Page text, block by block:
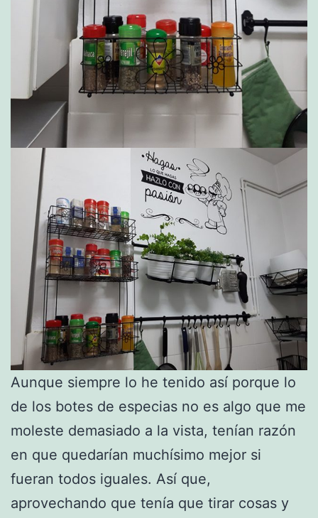
Aunque siempre lo he tenido así porque lo
de los botes de especias no es algo que me
moleste demasiado a la vista, tenían razón
en que quedarían muchísimo mejor si
fueran todos iguales. Así que,
aprovechando que tenía que tirar cosas y